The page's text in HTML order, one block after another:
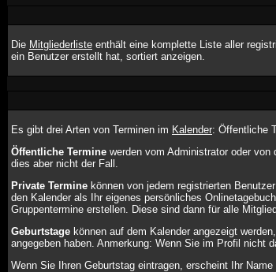
Die Mitgliederliste enthält eine komplette Liste aller
ein Benutzer erstellt hat, sortiert anzeigen.
Es gibt drei Arten von Terminen im Kalender: Öffentliche
Öffentliche Termine werden vom Administrator oder von
dies aber nicht der Fall.
Private Termine können von jedem registrierten
den Kalender als Ihr eigenes persönliches
Gruppentermine erstellen. Diese sind dann für alle
Geburtstage können auf dem Kalender angezeigt
angegeben haben. Anmerkung: Wenn Sie im Profil nicht
Wenn Sie Ihren Geburtstag eintragen, erscheint Ihr